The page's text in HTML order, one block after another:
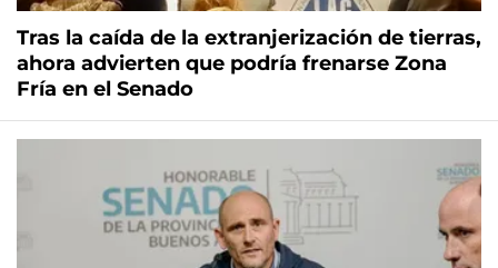
Tras la caída de la extranjerización de tierras,
ahora advierten que podría frenarse Zona
Fría en el Senado